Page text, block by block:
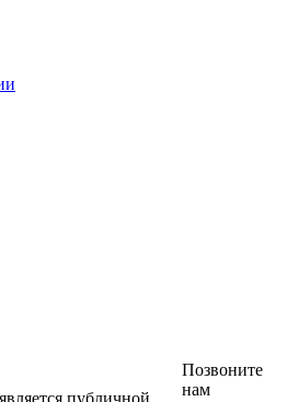
публичной
Позвоните
нам